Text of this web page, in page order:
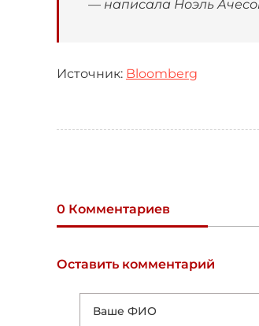
— написала Ноэль
Источник: Bloomberg
0 Комментариев
Оставить комментарий